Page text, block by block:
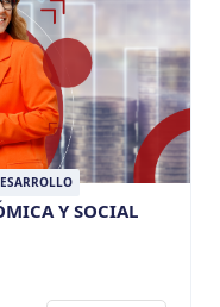
Y SOCIAL